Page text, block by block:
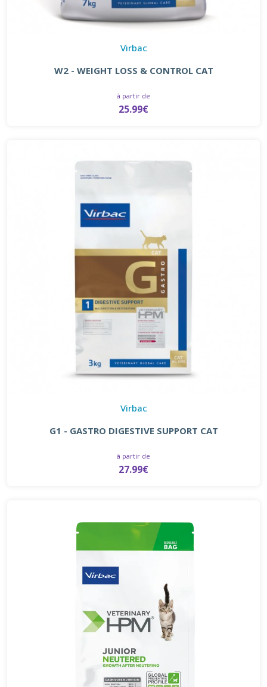
Virbac
W2 - WEIGHT LOSS & CONTROL CAT
à partir de
25.99€
Virbac
G1 - GASTRO DIGESTIVE SUPPORT CAT
à partir de
27.99€